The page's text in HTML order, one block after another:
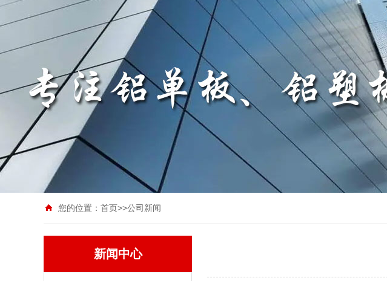
您的位置： 首页>>公司新闻
新闻中心